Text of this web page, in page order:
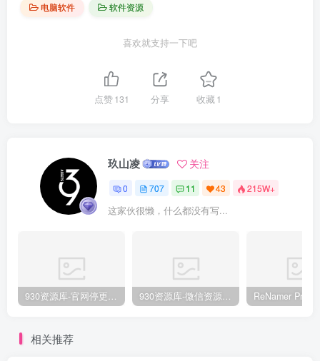
电脑软件 软件资源
喜欢就支持一下吧
点赞131 分享 收藏1
玖山凌 关注
0 707 11 43 215W+
这家伙很懒，什么都没有写...
930资源库-官网停更通知-【换在线文档更新-每日更新】 930资源库-微信资源12群【限时免费】开放入群中！！！
相关推荐